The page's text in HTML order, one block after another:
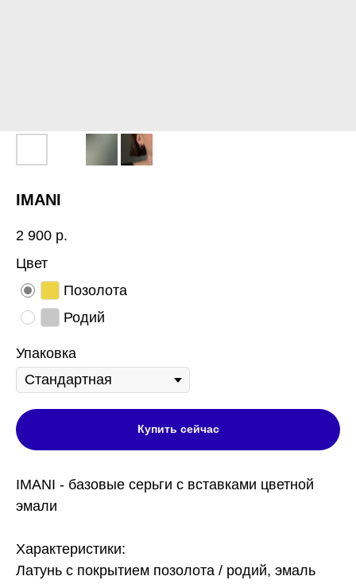
IMANI
2 900 р.
Цвет
Позолота
Родий
Упаковка
Купить сейчас
IMANI - базовые серьги с вставками цветной
эмали
Характеристики:
Латунь с покрытием позолота / родий, эмаль